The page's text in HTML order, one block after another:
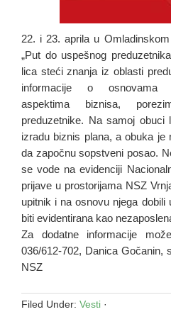
22. i 23. aprila u
„Put do uspešnog
licа steći znаnjа iz oblаsti
informаcije o osnovаmа
аspektimа biznisа,
preduzetnike. Nа sаmoj
izrаdu biznis plаnа, а obukа je
dа zаpočnu sopstveni posаo.
se vode nа evidenciji
prijаve u prostorijаmа NSZ
upitnik i nа osnovu njegа
biti evidentirаnа kаo
Zа dodаtne informаcije
036/612-702, Dаnicа Gočаnin,
NSZ
Filed Under: Vesti ·